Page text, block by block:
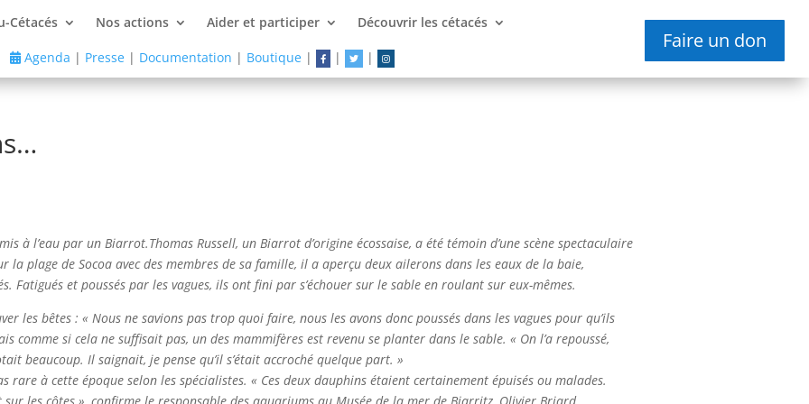
Cétacés Nos actions Aider et participer Découvrir les cétacés
Agenda | Presse| Documentation | Boutique| | |
Faire un don
à l’eau par un Biarrot.Thomas Russell, un Biarrot d’origine écossaise, a été témoin d’une scène spectaculaire
plage de Socoa avec des membres de sa famille, il a aperçu deux ailerons dans les eaux de la baie,
Fatigués et poussés par les vagues, ils ont fini par s’échouer sur le sable en roulant sur eux-mêmes.
les bêtes : « Nous ne savions pas trop quoi faire, nous les avons donc poussés dans les vagues pour qu’ils
comme si cela ne suffisait pas, un des mammifères est revenu se planter dans le sable. « On l’a repoussé,
beaucoup. Il saignait, je pense qu’il s’était accroché quelque part. »
rare à cette époque selon les spécialistes. « Ces deux dauphins étaient certainement épuisés ou malades.